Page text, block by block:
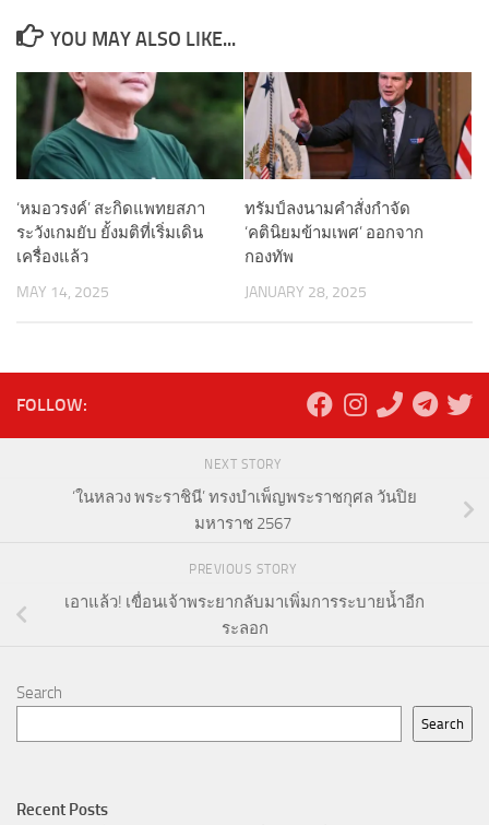
YOU MAY ALSO LIKE...
‘หมอวรงค์’ สะกิดแพทยสภา
ระวังเกมยับ ยั้งมติที่เริ่มเดิน
เครื่องแล้ว
MAY 14, 2025
ทรัมป์ลงนามคำสั่งกำจัด
‘คตินิยมข้ามเพศ’ ออกจาก
กองทัพ
JANUARY 28, 2025
FOLLOW:
NEXT STORY
‘ในหลวง พระราชินี’ ทรงบำเพ็ญพระราชกุศล วันปิย
มหาราช 2567
PREVIOUS STORY
เอาแล้ว! เขื่อนเจ้าพระยากลับมาเพิ่มการระบายน้ำอีก
ระลอก
Search
Search
Recent Posts